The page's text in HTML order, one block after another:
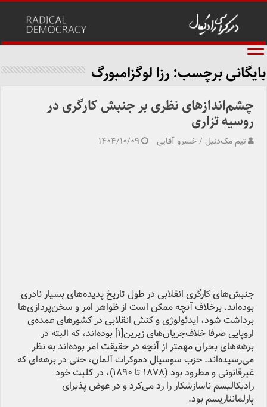
بایگانی برچسب:رزا لوگزامبورگ
چشم‌اندازهای نظری بر جنبش کارگری در
روسیه تزاری
تیم مک‌دنیل / خسرو آقایی ۱۴۰۴/۱۰/۰۹
جنبش‌های کارگری انقلابی در طول تاریخ پدیده‌های بسیار نادری
بوده‌اند. برخلاف آنچه ممکن است از ظواهر امر و سخن‌پردازی‌ها
برداشت شود، ایدئولوژی و کنش انقلابی در کشورهای عمده‌ی
اروپایی صرفا خلاف‌جریان‌های زیرین[۱] بوده‌اند، که البته در
برهه‌های بحران مهمتر از آنچه در حقیقت امر بوده‌اند به نظر
می‌رسیده‌اند. حزب سوسیال دموکرات آلمان، حتی در برهه‌ای که
غیرقانونی و مطرود بود (۱۸۷۸ تا ۱۸۹۰)، در کلیت خود
رادیکالیسم ناسازشکار را رد می‌کرد و در عوض پذیرای
پارلمانتاریسم بود.